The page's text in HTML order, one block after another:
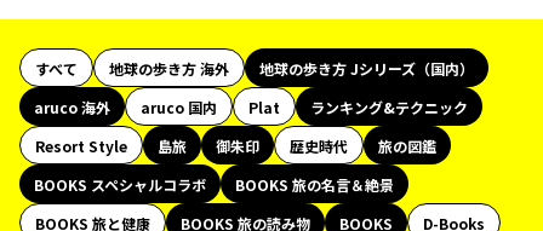
すべて 地球の歩き方 海外
地球の歩き方 Jシリーズ（国内）
aruco 海外
aruco 国内 Plat
ランキング&テクニック
Resort Style
島旅 御朱印 歴史時代
旅の図鑑
BOOKS スペシャルコラボ
BOOKS 旅の名言＆絶景
BOOKS 旅と健康
BOOKS 旅の読み物 BOOKS
D-Books